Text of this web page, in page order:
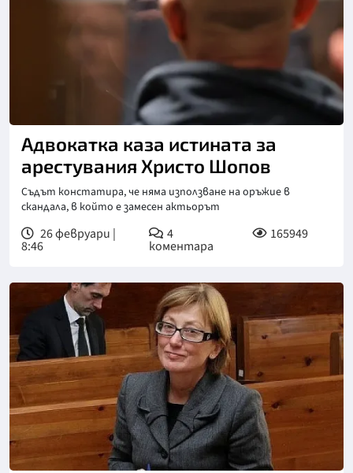
Адвокатка каза истината за
арестувания Христо Шопов
Съдът констатира, че няма използване на оръжие в
скандала, в който е замесен актьорът
26 февруари |
8:46
4
коментара
165949